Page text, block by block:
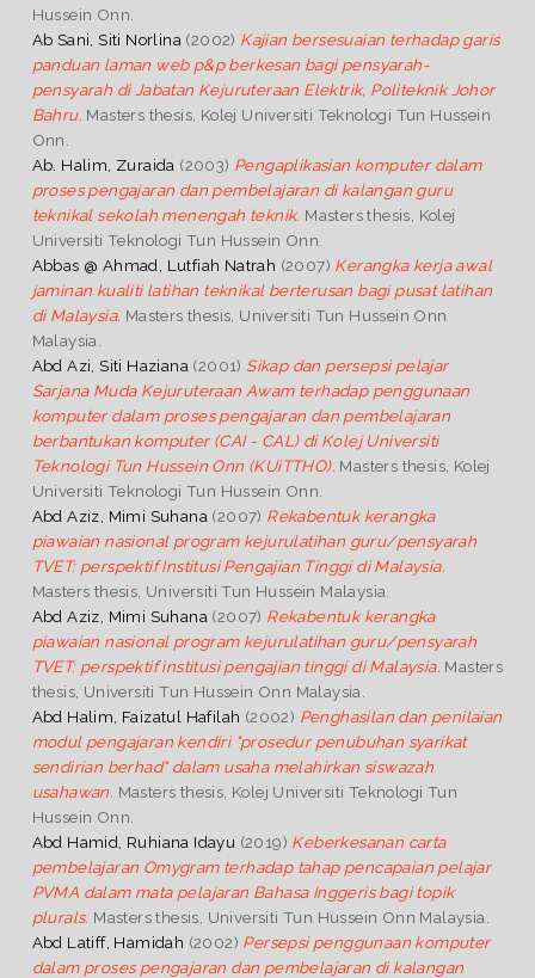
Hussein Onn.
Ab Sani, Siti Norlina (2002) Kajian bersesuaian terhadap garis
panduan laman web p&p berkesan bagi pensyarah-
pensyarah di Jabatan Kejuruteraan Elektrik, Politeknik Johor
Bahru. Masters thesis, Kolej Universiti Teknologi Tun Hussein
Onn.
Ab. Halim, Zuraida (2003) Pengaplikasian komputer dalam
proses pengajaran dan pembelajaran di kalangan guru
teknikal sekolah menengah teknik. Masters thesis, Kolej
Universiti Teknologi Tun Hussein Onn.
Abbas @ Ahmad, Lutfiah Natrah (2007) Kerangka kerja awal
jaminan kualiti latihan teknikal berterusan bagi pusat latihan
di Malaysia. Masters thesis, Universiti Tun Hussein Onn
Malaysia.
Abd Azi, Siti Haziana (2001) Sikap dan persepsi pelajar
Sarjana Muda Kejuruteraan Awam terhadap penggunaan
komputer dalam proses pengajaran dan pembelajaran
berbantukan komputer (CAI - CAL) di Kolej Universiti
Teknologi Tun Hussein Onn (KUiTTHO). Masters thesis, Kolej
Universiti Teknologi Tun Hussein Onn.
Abd Aziz, Mimi Suhana (2007) Rekabentuk kerangka
piawaian nasional program kejurulatihan guru/pensyarah
TVET: perspektif Institusi Pengajian Tinggi di Malaysia.
Masters thesis, Universiti Tun Hussein Malaysia.
Abd Aziz, Mimi Suhana (2007) Rekabentuk kerangka
piawaian nasional program kejurulatihan guru/pensyarah
TVET: perspektif institusi pengajian tinggi di Malaysia. Masters
thesis, Universiti Tun Hussein Onn Malaysia.
Abd Halim, Faizatul Hafilah (2002) Penghasilan dan penilaian
modul pengajaran kendiri "prosedur penubuhan syarikat
sendirian berhad" dalam usaha melahirkan siswazah
usahawan. Masters thesis, Kolej Universiti Teknologi Tun
Hussein Onn.
Abd Hamid, Ruhiana Idayu (2019) Keberkesanan carta
pembelajaran Omygram terhadap tahap pencapaian pelajar
PVMA dalam mata pelajaran Bahasa Inggeris bagi topik
plurals. Masters thesis, Universiti Tun Hussein Onn Malaysia.
Abd Latiff, Hamidah (2002) Persepsi penggunaan komputer
dalam proses pengajaran dan pembelajaran di kalangan